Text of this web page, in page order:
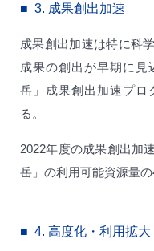
3. 成果創出加速
成果創出加速は特に科
成果の創出が早期に見
岳」成果創出加速プロ
る。
2022年度の成果創出加
岳」の利用可能資源量の
4. 高度化・利用拡大